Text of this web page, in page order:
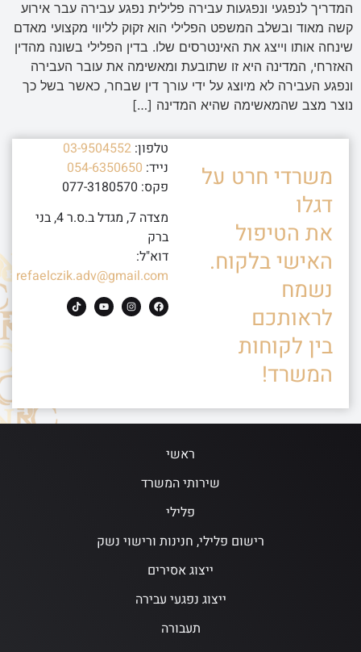
המדריך לנפגעי ונפגעות עבירה פלילית נפגע עבירה עבר אירוע
קשה מאוד ובשלב המשפט הפלילי הוא זקוק לליווי מקצועי מאדם
שינחה אותו וייצג את האינטרסים שלו. בדין הפלילי בשונה מהדין
האזרחי, המדינה היא זו שתובעת ומאשימה את עובר העבירה
ונפגע העבירה לא מיוצג על ידי עורך דין שבחר, כאשר בשל כך
נוצר מצב שהמאשימה שהיא המדינה […]
משרדי חרט על
דגלו
את הטיפול
האישי בלקוח.
נשמח
לראותכם
בין לקוחות
המשרד!
טלפון: 03-9504552
נייד: 054-6350650
פקס: 077-3180570
מצדה 7, מגדל ב.ס.ר 4, בני
ברק
דוא"ל:
refaelczik.adv@gmail.com
ראשי
שירותי המשרד
פלילי
רישום פלילי, חנינות ורישוי נשק
ייצוג אסירים
ייצוג נפגעי עבירה
תעבורה